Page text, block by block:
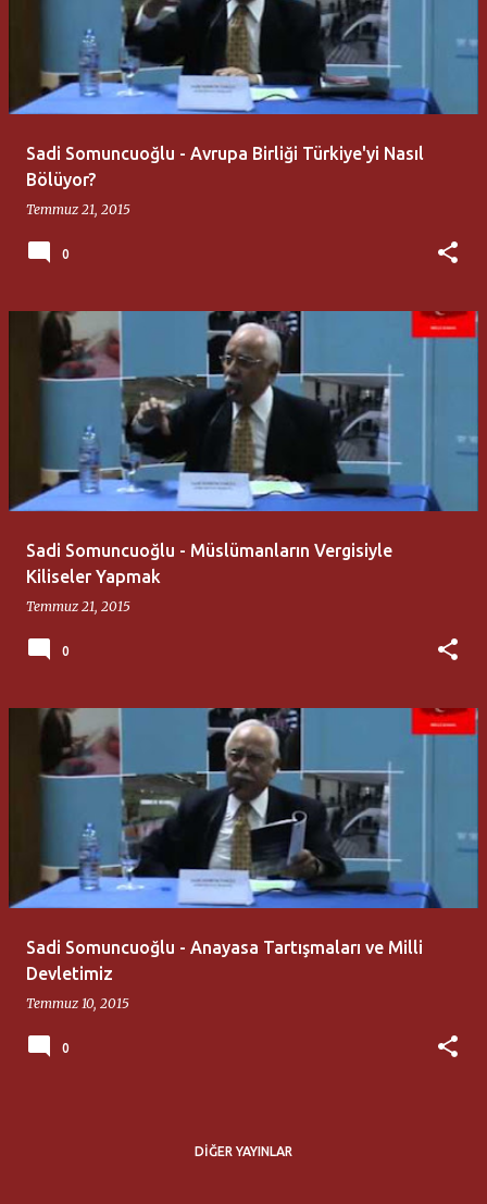
Sadi Somuncuoğlu - Avrupa Birliği Türkiye'yi Nasıl
Bölüyor?
Temmuz 21, 2015
0
Sadi Somuncuoğlu - Müslümanların Vergisiyle
Kiliseler Yapmak
Temmuz 21, 2015
0
Sadi Somuncuoğlu - Anayasa Tartışmaları ve Milli
Devletimiz
Temmuz 10, 2015
0
DIĞER YAYINLAR